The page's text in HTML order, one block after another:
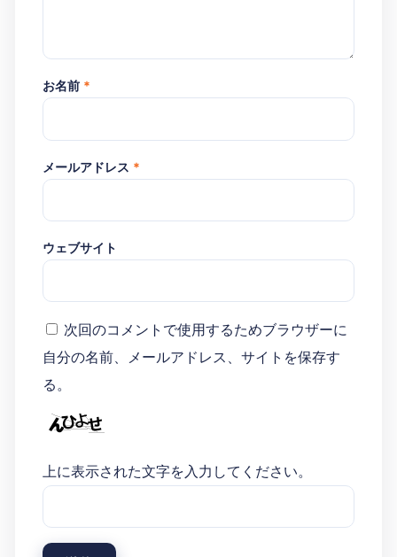
お名前 *
メールアドレス *
ウェブサイト
次回のコメントで使用するためブラウザーに
自分の名前、メールアドレス、サイトを保存す
る。
上に表示された文字を入力してください。